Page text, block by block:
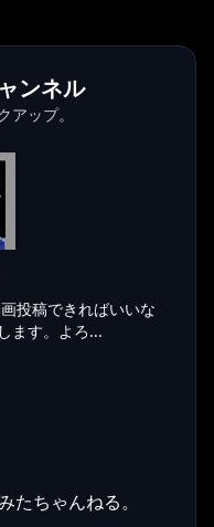
ンネル
ップ。
投稿できればいいな
ます。よろ...
ちゃんねる。